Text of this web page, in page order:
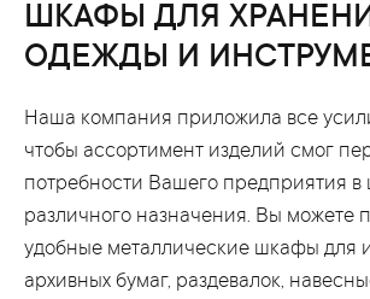
ШКАФЫ ДЛЯ
ОДЕЖДЫ И
Наша компания приложила все
чтобы ассортимент изделий смог
потребности Вашего предприятия
различного назначения. Вы можете
удобные металлические шкафы для
архивных бумаг, раздевалок,